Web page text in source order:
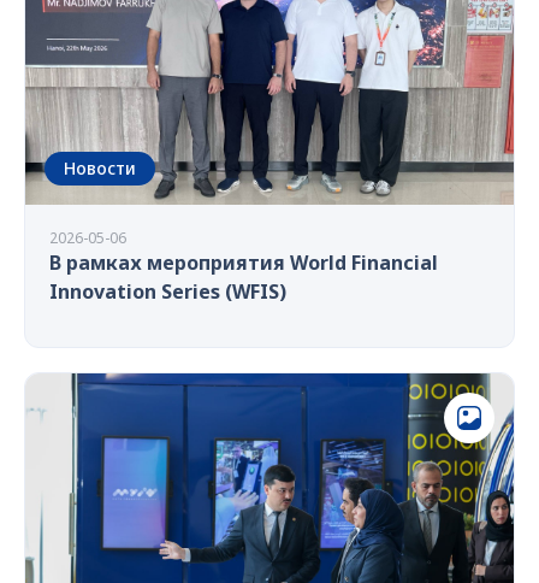
Новости
2026-05-06
В рамках мероприятия World Financial
Innovation Series (WFIS)